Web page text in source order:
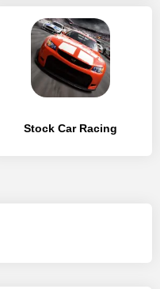
Stock Car Racing